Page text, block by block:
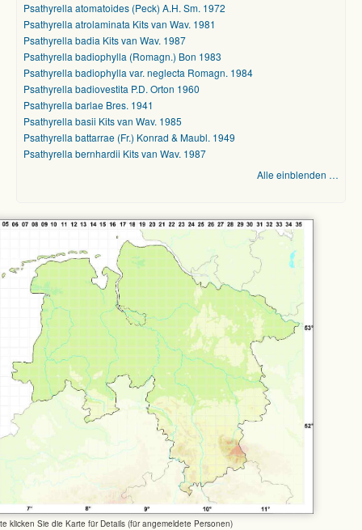
Psathyrella atomatoides (Peck) A.H. Sm. 1972
Psathyrella atrolaminata Kits van Wav. 1981
Psathyrella badia Kits van Wav. 1987
Psathyrella badiophylla (Romagn.) Bon 1983
Psathyrella badiophylla var. neglecta Romagn. 1984
Psathyrella badiovestita P.D. Orton 1960
Psathyrella barlae Bres. 1941
Psathyrella basii Kits van Wav. 1985
Psathyrella battarrae (Fr.) Konrad & Maubl. 1949
Psathyrella bernhardii Kits van Wav. 1987
Alle einblenden …
klicken Sie die Karte für Details (für angemeldete Personen)